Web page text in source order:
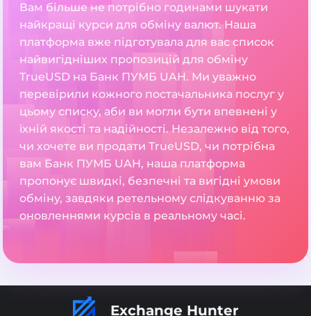
Вам більше не потрібно годинами шукати
найкращі курси для обміну валют. Наша
платформа вже підготувала для вас список
найвигідніших пропозицій для обміну
TrueUSD на Банк ПУМБ UAH. Ми уважно
перевірили кожного постачальника послуг у
цьому списку, аби ви могли бути впевнені у
їхній якості та надійності. Незалежно від того,
чи хочете ви продати TrueUSD, чи потрібна
вам Банк ПУМБ UAH, наша платформа
пропонує швидкі, безпечні та вигідні умови
обміну, завдяки ретельному слідкуванню за
оновленнями курсів в реальному часі.
Exchange Hunter